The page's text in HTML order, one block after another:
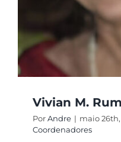
Vivian M.
PorAndre | maio 26th,
Coordenadores